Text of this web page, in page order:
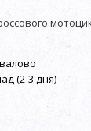
(2-3 дня)